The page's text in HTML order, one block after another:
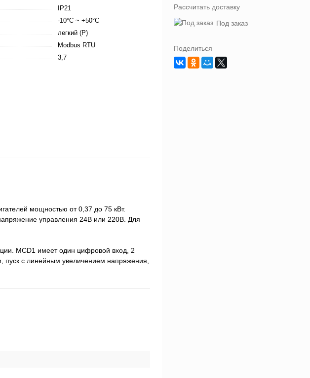
IP21
-10°C ~ +50°C
легкий (P)
Modbus RTU
3,7
мощностью от 0,37 до 75 кВт.
управления 24В или 220В. Для
MCD1 имеет один цифровой вход, 2
пуск с линейным увеличением напряжения,
Рассчитать доставку
Под заказ
Поделиться